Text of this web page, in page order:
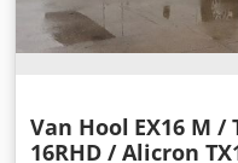
Van Hool EX16 M
16RHD / Alicron